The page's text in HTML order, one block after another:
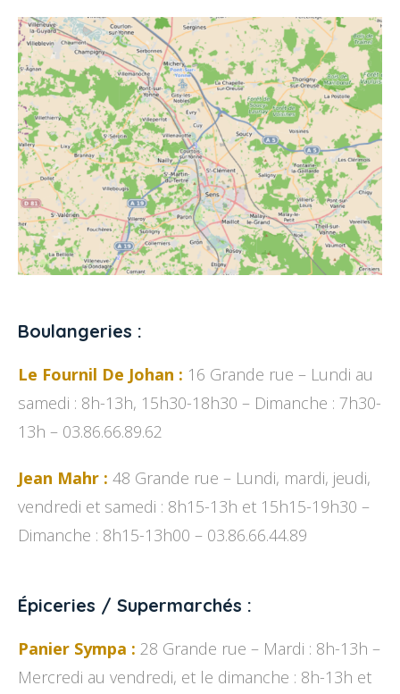
Boulangeries :
Le Fournil De Johan : 16 Grande rue – Lundi au
samedi : 8h-13h, 15h30-18h30 – Dimanche : 7h30-
13h – 03.86.66.89.62
Jean Mahr : 48 Grande rue – Lundi, mardi, jeudi,
vendredi et samedi : 8h15-13h et 15h15-19h30 –
Dimanche : 8h15-13h00 – 03.86.66.44.89
Épiceries / Supermarchés :
Panier Sympa : 28 Grande rue – Mardi : 8h-13h –
Mercredi au vendredi, et le dimanche : 8h-13h et